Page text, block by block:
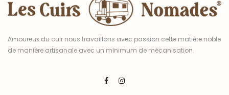
Amoureux du cuir nous travaillons avec passion cette matière noble
de manière artisanale avec un minimum de mécanisation.